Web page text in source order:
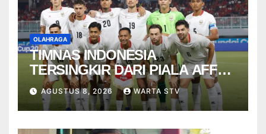
OLAHRAGA
TIMNAS INDONESIA
TERSINGKIR DARI PIALA AFF
2026
AGUSTUS 8, 2026 WARTA STV